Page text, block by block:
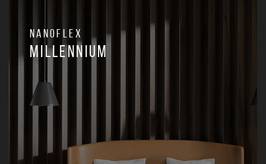
Nanoflex
Millennium